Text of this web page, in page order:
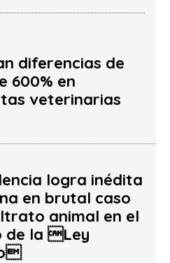
diferencias de
600% en
veterinarias
logra inédita
en brutal caso
animal en el
de la Ley